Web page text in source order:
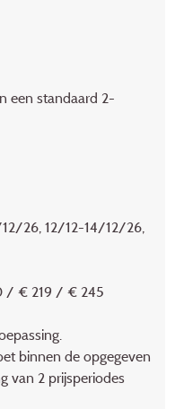
een standaard 2-
26, 12/12-14/12/26,
/ € 219 / € 245
binnen de opgegeven
van 2 prijsperiodes